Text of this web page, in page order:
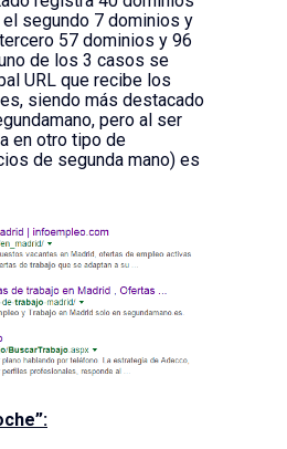
segundo 7 dominios y
57 dominios y 96
de los 3 casos se
URL que recibe los
siendo más destacado
pero al ser
en otro tipo de
de segunda mano) es